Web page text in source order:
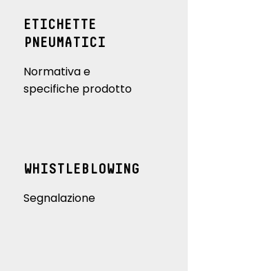
ETICHETTE
PNEUMATICI
Normativa e
specifiche prodotto
WHISTLEBLOWING
Segnalazione